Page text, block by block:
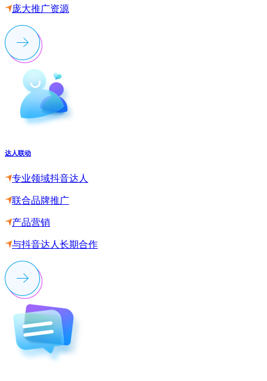
庞大推广资源
达人联动
专业领域抖音达人
联合品牌推广
产品营销
与抖音达人长期合作